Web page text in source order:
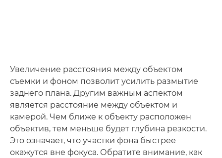
Увеличение расстояния между объектом
съемки и фоном позволит усилить размытие
заднего плана. Другим важным аспектом
является расстояние между объектом и
камерой. Чем ближе к объекту расположен
объектив, тем меньше будет глубина резкости.
Это означает, что участки фона быстрее
окажутся вне фокуса. Обратите внимание, как